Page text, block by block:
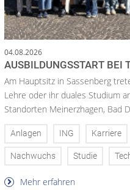
04.08.2026
AUSBILDUNGSSTART BEI
Am Hauptsitz in Sassenberg
Lehre oder ihr duales Studium
Standorten Meinerzhagen, Bad
Anlagen ING Karriere
Nachwuchs Studie
Mehr erfahren